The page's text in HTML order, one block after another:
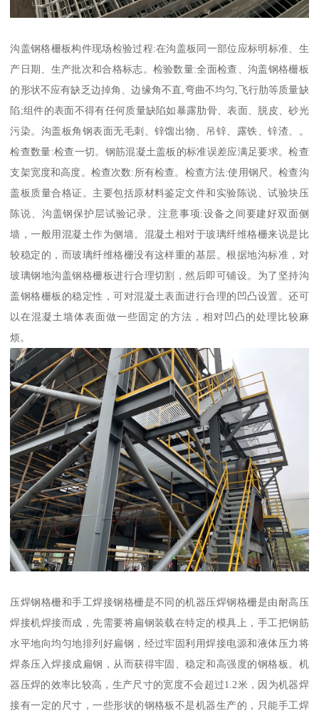
沟盖钢格栅板构件现场检验过程:在沟盖板同一部位应标明标准、生
产日期、生产批次和合格标志。检验数量:全面检查、沟盖钢格栅板
的形状不应有缺乏边掉角、边缘角不直,弯曲不均匀,飞行肋等质量缺
陷;组件的表面不得有任何质量缺陷如暴露肋骨、表面、脱皮、砂光
污染。沟盖板角钢表面无毛刺、锌馏出物、吊锌、露铁、锌渣、。
检查数量:检查一切。钢筋混凝土盖板的标准误差应满足要求。检查
支架宽度和高度。检查次数:所有检查。检查方法:使用钢尺。检查沟
盖板质量合格证。主要包括原材料鉴定文件和实验陈说、试验块压
陈说、沟盖钢保护层试验记录。注意事项:设备之间要建好双面侧
墙，一般用混凝土作为侧墙。混凝土相对于玻璃纤维格栅来说是比
较稳定的，而玻璃纤维格栅没有这样重的基层。根据地沟标准，对
玻璃钢地沟盖钢格栅板进行合理切割，然后即可铺设。为了坚持沟
盖钢格栅板的稳定性，可对混凝土表面进行合理的凹凸设置。还可
以在混凝土墙体表面做一些固定的方法，相对凹凸的处理比较麻
烦。
压焊钢格栅和手工焊接钢格栅是不同的机器压焊钢格栅是由耐高压
焊接机焊接而成，先需要将扁钢装载在特定的模具上，手工把钢筋
水平地向均匀地排列好扁钢，经过牢固利用焊接电源和液体压力将
焊条压入焊接成扁钢，从而获得牢固、稳定和高强度的钢格板。机
器压焊的效率比较高，生产尺寸的宽度不会超过1.2米，因为机器焊
接有一定的尺寸，一些形状的钢格板不是机器生产的，只能手工焊